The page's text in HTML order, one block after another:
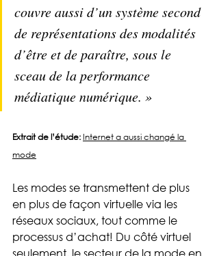
couvre aussi d’un système second
de représentations des modalités
d’être et de paraître, sous le
sceau de la performance
médiatique numérique. »
Extrait de l’étude: Internet a aussi changé la
mode
Les modes se transmettent de plus
en plus de façon virtuelle via les
réseaux sociaux, tout comme le
processus d’achat! Du côté virtuel
seulement, le secteur de la mode en